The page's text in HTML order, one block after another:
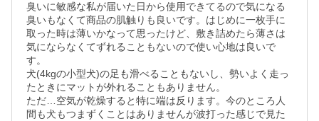
臭いに敏感な私が届いた日から使用できてるので気になる
臭いもなくて商品の肌触りも良いです。はじめに一枚手に
取った時は薄いかなって思ったけど、敷き詰めたら薄さは
気にならなくてずれることもないので使い心地は良いで
す。
犬(4kgの小型犬)の足も滑べることもないし、勢いよく走っ
たときにマットが外れることもありません。
ただ…空気が乾燥すると特に端は反ります。今のところ人
間も犬もつまずくことはありませんが波打った感じで見た